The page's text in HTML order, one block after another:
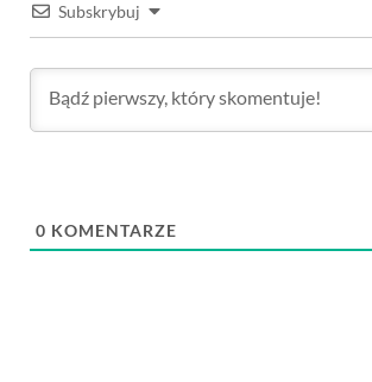
Subskrybuj
0 KOMENTARZE